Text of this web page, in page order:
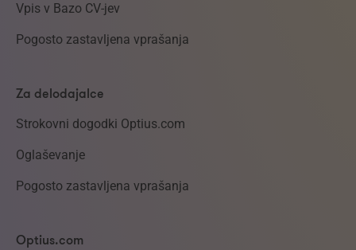
Vpis v Bazo CV-jev
Pogosto zastavljena vprašanja
Za delodajalce
Strokovni dogodki Optius.com
Oglaševanje
Pogosto zastavljena vprašanja
Optius.com